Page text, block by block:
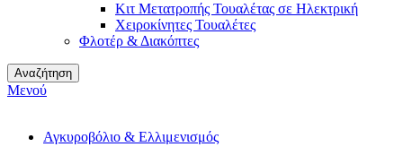
Κιτ Μετατροπής Τουαλέτας σε Ηλεκτρική
Χειροκίνητες Τουαλέτες
Φλοτέρ & Διακόπτες
Αναζήτηση
Μενού
Αγκυροβόλιο & Ελλιμενισμός